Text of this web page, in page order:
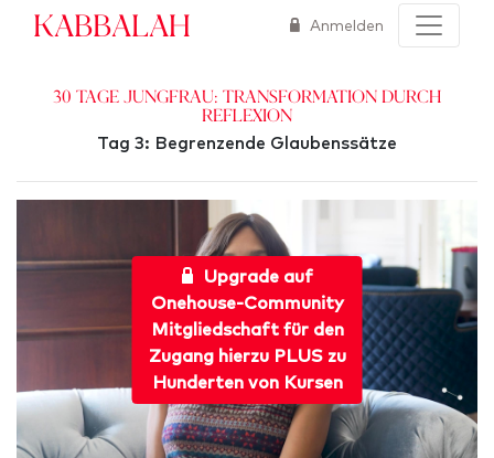
Kabbalah Anmelden
30 Tage Jungfrau: Transformation durch
Reflexion
Tag 3: Begrenzende Glaubenssätze
Upgrade auf
Onehouse-Community
Mitgliedschaft für den
Zugang hierzu PLUS zu
Hunderten von Kursen